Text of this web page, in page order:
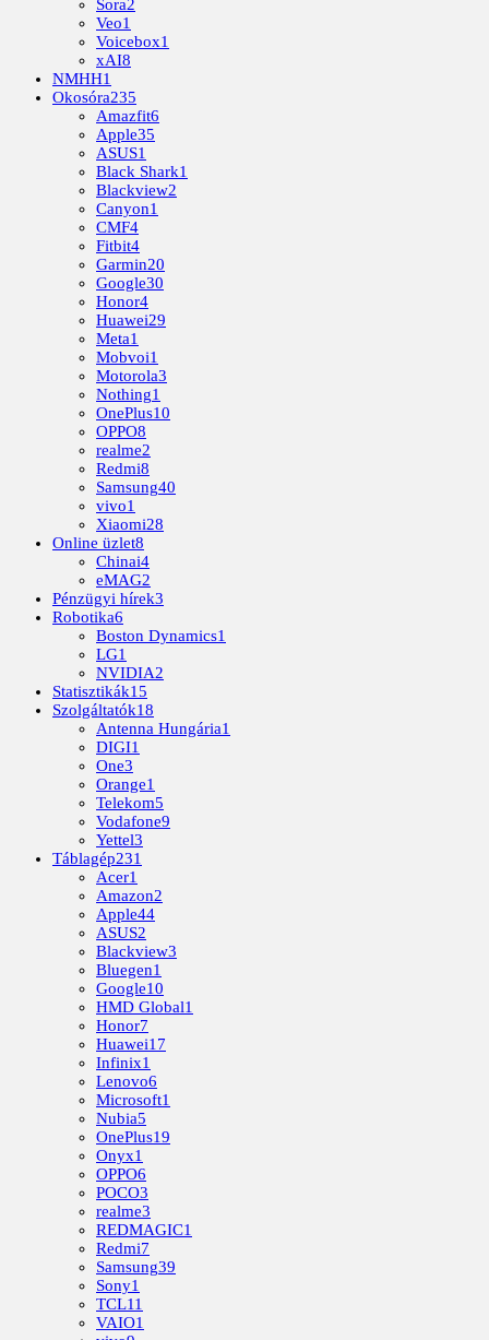
Sora2
Veo1
Voicebox1
xAI8
NMHH1
Okosóra235
Amazfit6
Apple35
ASUS1
Black Shark1
Blackview2
Canyon1
CMF4
Fitbit4
Garmin20
Google30
Honor4
Huawei29
Meta1
Mobvoi1
Motorola3
Nothing1
OnePlus10
OPPO8
realme2
Redmi8
Samsung40
vivo1
Xiaomi28
Online üzlet8
Chinai4
eMAG2
Pénzügyi hírek3
Robotika6
Boston Dynamics1
LG1
NVIDIA2
Statisztikák15
Szolgáltatók18
Antenna Hungária1
DIGI1
One3
Orange1
Telekom5
Vodafone9
Yettel3
Táblagép231
Acer1
Amazon2
Apple44
ASUS2
Blackview3
Bluegen1
Google10
HMD Global1
Honor7
Huawei17
Infinix1
Lenovo6
Microsoft1
Nubia5
OnePlus19
Onyx1
OPPO6
POCO3
realme3
REDMAGIC1
Redmi7
Samsung39
Sony1
TCL11
VAIO1